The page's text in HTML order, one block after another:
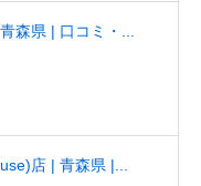
森県 | 口コミ・...
店 | 青森県 |...